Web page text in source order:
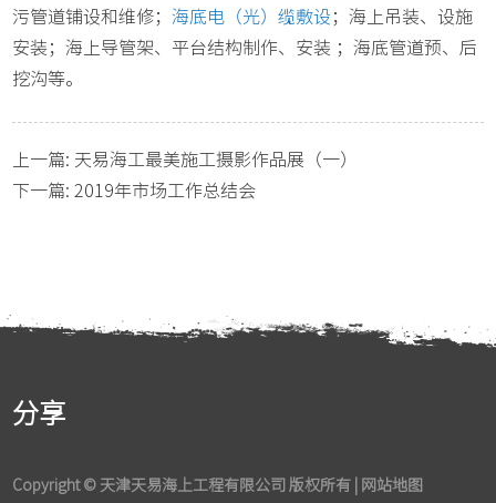
污管道铺设和维修；海底电（光）缆敷设；海上吊装、设施
安装；海上导管架、平台结构制作、安装 ；海底管道预、后
挖沟等。
上一篇: 天易海工最美施工摄影作品展（一）
下一篇:2019年市场工作总结会
分享
Copyright © 天津天易海上工程有限公司 版权所有 | 网站地图